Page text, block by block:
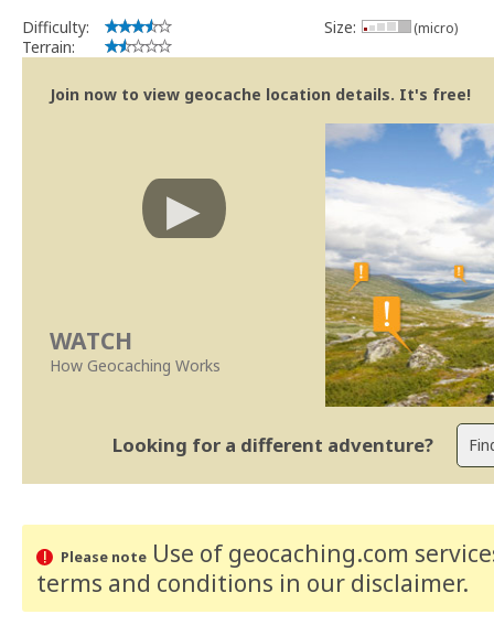
Difficulty:
Terrain:
Size: (micro)
Join now to view geocache location details. It's free!
WATCH
How Geocaching Works
Looking for a different adventure?
Please noteUse of geocaching.com
terms and conditions in our disclaimer.